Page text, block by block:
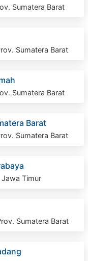
Sumatera Barat
Sumatera Barat
Sumatera Barat
Barat
Sumatera Barat
Timur
Sumatera Barat